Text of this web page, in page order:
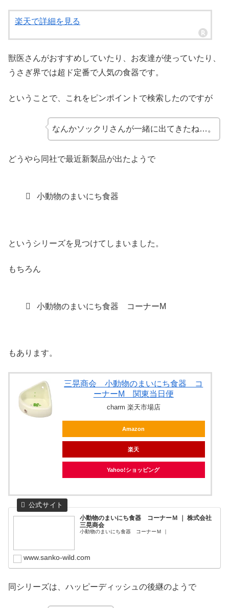
楽天で詳細を見る
獣医さんがおすすめしていたり、お友達が使っていたり、
うさぎ界では超ド定番で人気の食器です。
ということで、これをピンポイントで検索したのですが
なんかソックリさんが一緒に出てきたね…。
どうやら同社で最近新製品が出たようで
小動物のまいにち食器
というシリーズを見つけてしまいました。
もちろん
小動物のまいにち食器 コーナーM
もあります。
三晃商会 小動物のまいにち食器 コ
ーナーM 関東当日便
charm 楽天市場店
Amazon
楽天
Yahoo!ショッピング
小動物のまいにち食器 コーナーＭ ｜ 株式会社
三晃商会
小動物のまいにち食器 コーナーＭ ｜
www.sanko-wild.com
同シリーズは、ハッピーディッシュの後継のようで